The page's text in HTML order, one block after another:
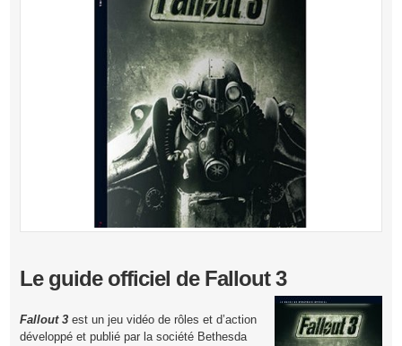
Le guide officiel de Fallout 3
Fallout 3est un jeu vidéo de rôles et d’action
développé et publié par la société Bethesda